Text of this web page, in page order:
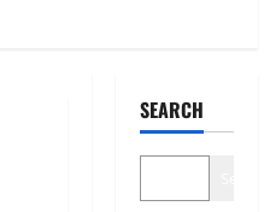
SEARCH